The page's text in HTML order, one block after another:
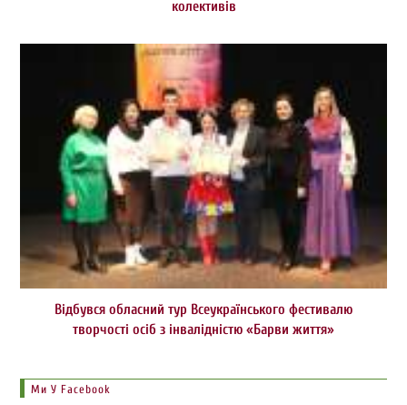
колективів
Відбувся обласний тур Всеукраїнського фестивалю
творчості осіб з інвалідністю «Барви життя»
Ми У Facebook